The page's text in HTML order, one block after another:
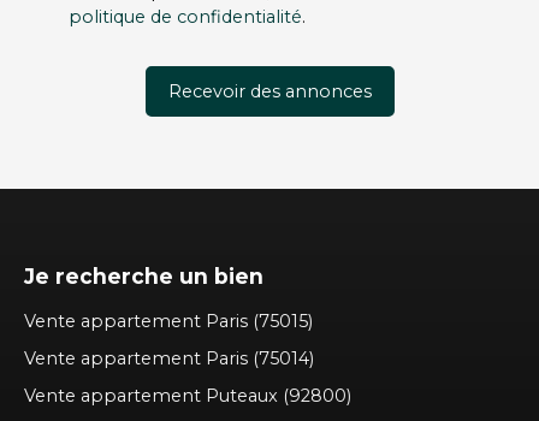
politique de confidentialité.
Recevoir des annonces
Je recherche un bien
Vente appartement Paris (75015)
Vente appartement Paris (75014)
Vente appartement Puteaux (92800)